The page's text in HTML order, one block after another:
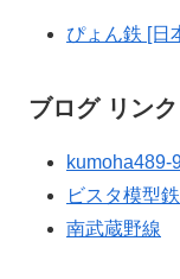
ぴょん鉄 [日
ブログ リンク
kumoha489-
ビスタ模型
南武蔵野線